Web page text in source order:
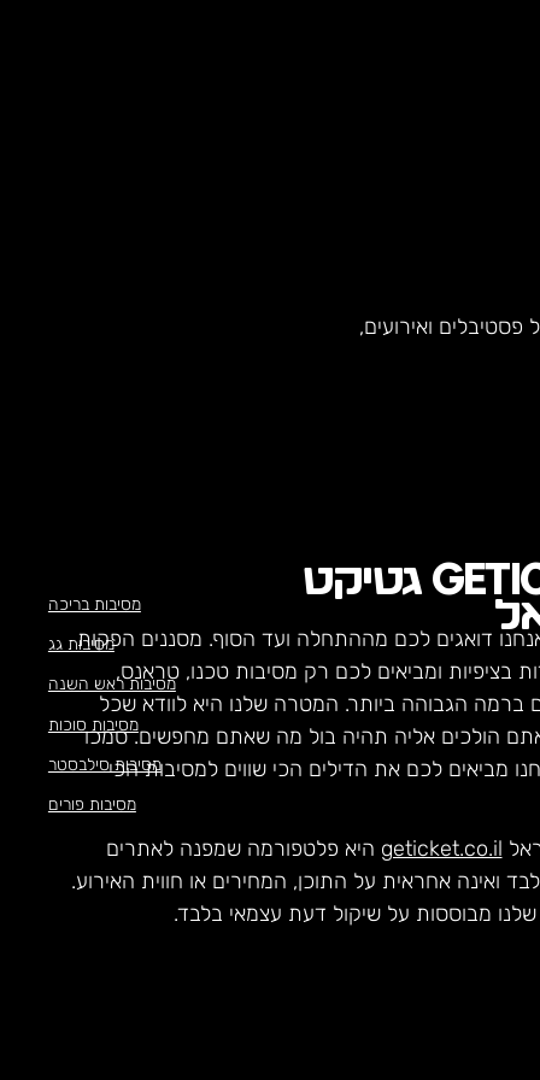
ואירועים,
מסיבות בריכה
מסיבות גג
מסיבות ראש השנה
מסיבות סוכות
מסיבות סילבסטר
מסיבות פורים
גטיקט
דואגים לכם מההתחלה ועד הסוף. מסננים הפקות
בציפיות ומביאים לכם רק מסיבות טכנו, טראנס,
ברמה הגבוהה ביותר. המטרה שלנו היא לוודא שכל
הולכים אליה תהיה בול מה שאתם מחפשים. סמכו
מביאים לכם את הדילים הכי שווים למסיבות הכי
geticket.co.il היא פלטפורמה שמפנה לאתרים
ואינה אחראית על התוכן, המחירים או חווית האירוע.
מבוססות על שיקול דעת עצמאי בלבד.